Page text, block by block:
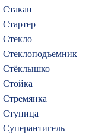
Стакан
Стартер
Стекло
Стеклоподъемник
Стёклышко
Стойка
Стремянка
Ступица
Суперантигель